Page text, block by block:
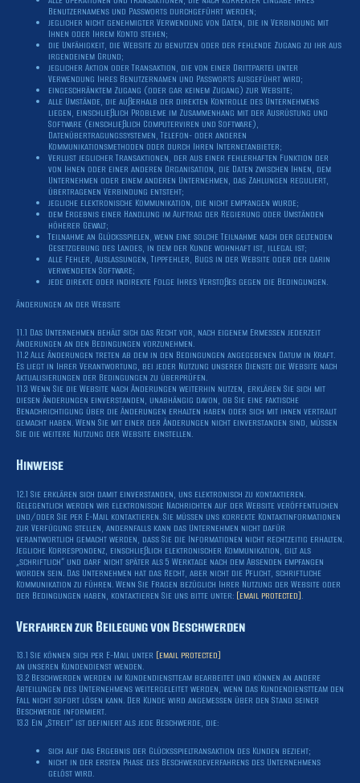
Benutzernamens und Passworts durchgeführt werden;
jeglicher nicht genehmigter Verwendung von Daten, die in Verbindung mit
Ihnen oder Ihrem Konto stehen;
die Unfähigkeit, die Website zu benutzen oder der fehlende Zugang zu ihr aus
irgendeinem Grund;
jeglicher Aktion oder Transaktion, die von einer Drittpartei unter
Verwendung Ihres Benutzernamen und Passworts ausgeführt wird;
eingeschränktem Zugang (oder gar keinem Zugang) zur Website;
alle Umstände, die außerhalb der direkten Kontrolle des Unternehmens
liegen, einschließlich Probleme im Zusammenhang mit der Ausrüstung und
Software (einschließlich Computerviren und Software),
Datenübertragungssystemen, Telefon- oder anderen
Kommunikationsmethoden oder durch Ihren Internetanbieter;
Verlust jeglicher Transaktionen, der aus einer fehlerhaften Funktion der
von Ihnen oder einer anderen Organisation, die Daten zwischen Ihnen, dem
Unternehmen oder einem anderen Unternehmen, das Zahlungen reguliert,
übertragenen Verbindung entsteht;
jegliche elektronische Kommunikation, die nicht empfangen wurde;
dem Ergebnis einer Handlung im Auftrag der Regierung oder Umständen
höherer Gewalt;
Teilnahme an Glücksspielen, wenn eine solche Teilnahme nach der geltenden
Gesetzgebung des Landes, in dem der Kunde wohnhaft ist, illegal ist;
alle Fehler, Auslassungen, Tippfehler, Bugs in der Website oder der darin
verwendeten Software;
jede direkte oder indirekte Folge Ihres Verstoßes gegen die Bedingungen.
Änderungen an der Website
11.1 Das Unternehmen behält sich das Recht vor, nach eigenem Ermessen jederzeit
Änderungen an den Bedingungen vorzunehmen.
11.2 Alle Änderungen treten ab dem in den Bedingungen angegebenen Datum in Kraft.
Es liegt in Ihrer Verantwortung, bei jeder Nutzung unserer Dienste die Website nach
Aktualisierungen der Bedingungen zu überprüfen.
11.3 Wenn Sie die Website nach Änderungen weiterhin nutzen, erklären Sie sich mit
diesen Änderungen einverstanden, unabhängig davon, ob Sie eine faktische
Benachrichtigung über die Änderungen erhalten haben oder sich mit ihnen vertraut
gemacht haben. Wenn Sie mit einer der Änderungen nicht einverstanden sind, müssen
Sie die weitere Nutzung der Website einstellen.
Hinweise
12.1 Sie erklären sich damit einverstanden, uns elektronisch zu kontaktieren.
Gelegentlich werden wir elektronische Nachrichten auf der Website veröffentlichen
und/oder Sie per E-Mail kontaktieren. Sie müssen uns korrekte Kontaktinformationen
zur Verfügung stellen, andernfalls kann das Unternehmen nicht dafür
verantwortlich gemacht werden, dass Sie die Informationen nicht rechtzeitig erhalten.
Jegliche Korrespondenz, einschließlich elektronischer Kommunikation, gilt als
„schriftlich“ und darf nicht später als 5 Werktage nach dem Absenden empfangen
worden sein. Das Unternehmen hat das Recht, aber nicht die Pflicht, schriftliche
Kommunikation zu führen. Wenn Sie Fragen bezüglich Ihrer Nutzung der Website oder
der Bedingungen haben, kontaktieren Sie uns bitte unter: [email protected].
Verfahren zur Beilegung von Beschwerden
13.1 Sie können sich per E-Mail unter [email protected]
an unseren Kundendienst wenden.
13.2 Beschwerden werden im Kundendienstteam bearbeitet und können an andere
Abteilungen des Unternehmens weitergeleitet werden, wenn das Kundendienstteam den
Fall nicht sofort lösen kann. Der Kunde wird angemessen über den Stand seiner
Beschwerde informiert.
13.3 Ein „Streit“ ist definiert als jede Beschwerde, die:
sich auf das Ergebnis der Glücksspieltransaktion des Kunden bezieht;
nicht in der ersten Phase des Beschwerdeverfahrens des Unternehmens
gelöst wird.